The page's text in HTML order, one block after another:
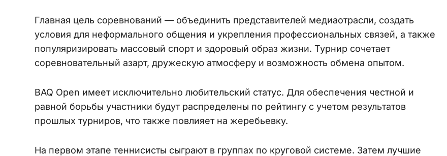
Главная цель соревнований — объединить представителей медиаотрасли, создать
условия для неформального общения и укрепления профессиональных связей, а также
популяризировать массовый спорт и здоровый образ жизни. Турнир сочетает
соревновательный азарт, дружескую атмосферу и возможность обмена опытом.
BAQ Open имеет исключительно любительский статус. Для обеспечения честной и
равной борьбы участники будут распределены по рейтингу с учетом результатов
прошлых турниров, что также повлияет на жеребьевку.
На первом этапе теннисисты сыграют в группах по круговой системе. Затем лучшие